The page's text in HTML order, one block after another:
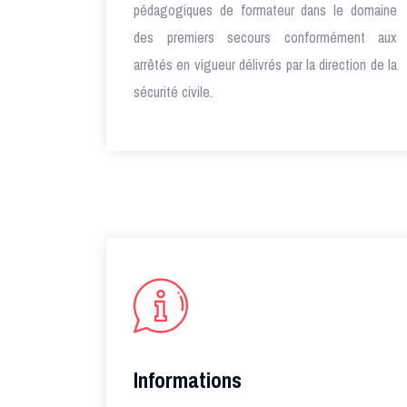
pédagogiques de formateur dans le domaine
des premiers secours conformément aux
arrêtés en vigueur délivrés par la direction de la
sécurité civile.
Informations